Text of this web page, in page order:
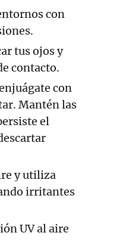
con
tus ojos y
contacto.
con
Mantén las
el
y utiliza
irritantes
UV al aire